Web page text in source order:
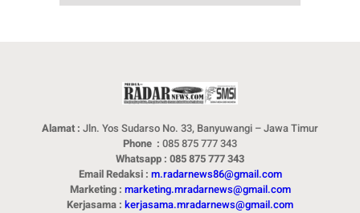
Alamat : Jln. Yos Sudarso No. 33, Banyuwangi – Jawa Timur
Phone : 085 875 777 343
Whatsapp : 085 875 777 343
Email Redaksi : m.radarnews86@gmail.com
Marketing : marketing.mradarnews@gmail.com
Kerjasama : kerjasama.mradarnews@gmail.com